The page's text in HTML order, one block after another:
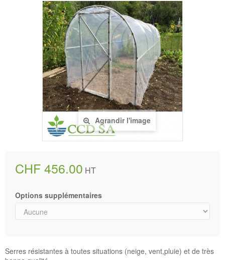
Agrandir l'image
CHF 456.00 HT
Options supplémentaires
Serres résistantes à toutes situations (neige, vent,pluie) et de très